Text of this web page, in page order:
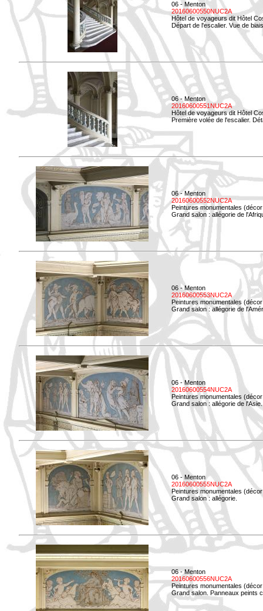
06 - Menton
20160600550NUC2A
Hôtel de voyageurs dit Hôtel
Départ de l'escalier. Vue de
06 - Menton
20160600551NUC2A
Hôtel de voyageurs dit Hôtel
Première volée de l'escalier.
06 - Menton
20160600552NUC2A
Peintures monumentales
Grand salon : allégorie de
06 - Menton
20160600553NUC2A
Peintures monumentales
Grand salon : allégorie de
06 - Menton
20160600554NUC2A
Peintures monumentales
Grand salon : allégorie de l'Asie.
06 - Menton
20160600555NUC2A
Peintures monumentales
Grand salon : allégorie.
06 - Menton
20160600556NUC2A
Peintures monumentales
Grand salon. Panneaux peints